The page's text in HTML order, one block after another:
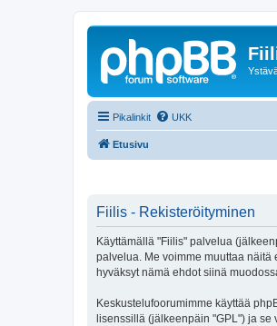
Pikalinkit UKK
Etusivu
Fiilis - Rekisteröityminen
Käyttämällä "Fiilis" palvelua
palvelua. Me voimme muuttaa
hyväksyt nämä ehdot siinä
Keskustelufoorumimme käyttää
lisenssillä (jälkeenpäin "GPL") ja